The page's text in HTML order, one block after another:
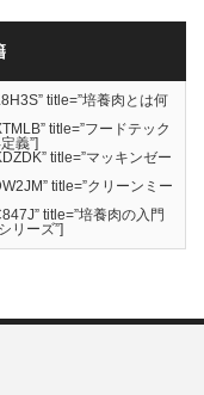
title=”培養肉とは何
title=”フードテック
義”]
title=”マッキンゼー
title=”クリーンミー
title=”培養肉の入門
リーズ”]